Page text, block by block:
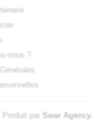
nous ?
Produit par Swar Agency.